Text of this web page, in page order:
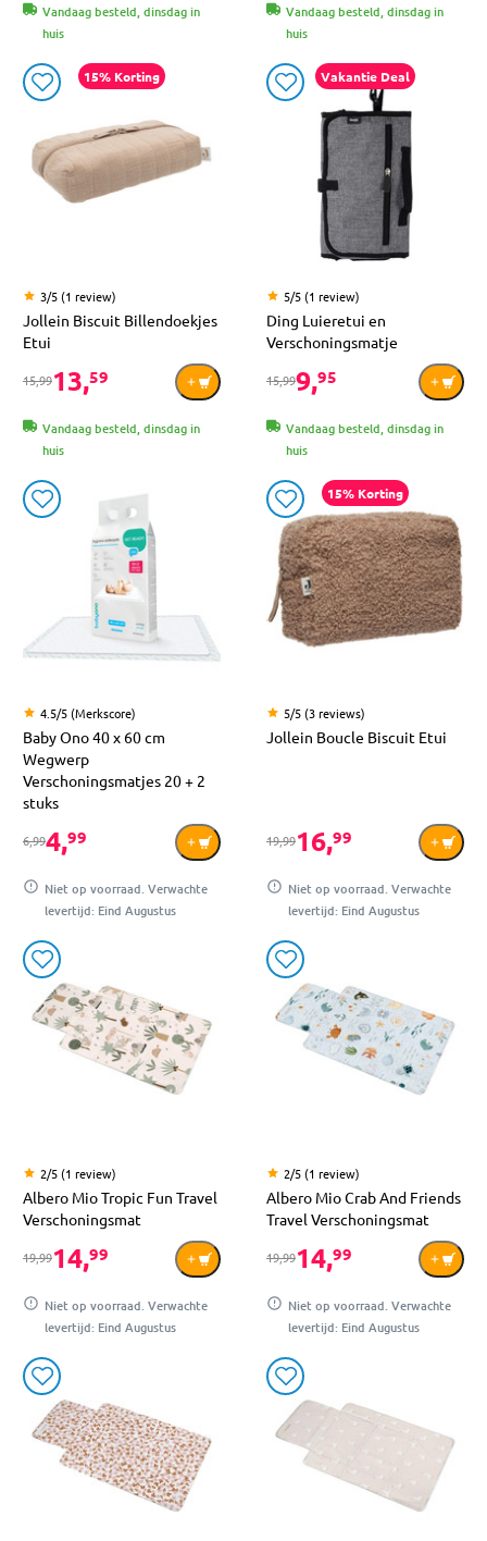
Vandaag besteld, dinsdag in
huis
Vandaag besteld, dinsdag in
huis
15% Korting
3/5 (1 review)
Jollein Biscuit Billendoekjes
Etui
15,9913,59
Vandaag besteld, dinsdag in
huis
Vakantie Deal
5/5 (1 review)
Ding Luieretui en
Verschoningsmatje
15,999,95
Vandaag besteld, dinsdag in
huis
4.5/5 (Merkscore)
Baby Ono 40 x 60 cm
Wegwerp
Verschoningsmatjes 20 + 2
stuks
6,994,99
Niet op voorraad. Verwachte
levertijd: Eind Augustus
15% Korting
5/5 (3 reviews)
Jollein Boucle Biscuit Etui
19,9916,99
Niet op voorraad. Verwachte
levertijd: Eind Augustus
2/5 (1 review)
Albero Mio Tropic Fun Travel
Verschoningsmat
19,9914,99
Niet op voorraad. Verwachte
levertijd: Eind Augustus
2/5 (1 review)
Albero Mio Crab And Friends
Travel Verschoningsmat
19,9914,99
Niet op voorraad. Verwachte
levertijd: Eind Augustus